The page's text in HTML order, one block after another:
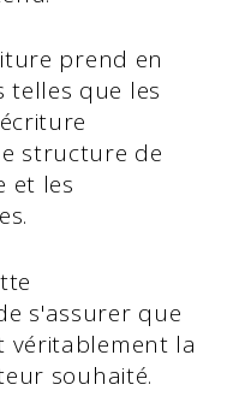
prend en
telles que les
structure de
et les
s'assurer que
véritablement la
souhaité.